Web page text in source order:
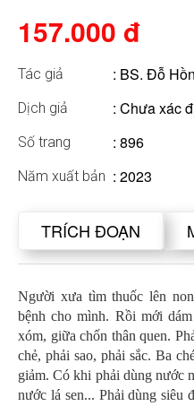
157.000 đ
Tác giả : BS. Đỗ
Dịch giả : Chưa xác
Số trang : 896
Năm xuất bản : 2023
TRÍCH ĐOẠN
Người xưa tìm thuốc lên
bệnh cho mình. Rồi mới
xóm, giữa chốn thân quen.
chẻ, phải sao, phải sắc. Ba
giảm. Có khi phải dùng nước
nước lá sen... Phải dùng siêu